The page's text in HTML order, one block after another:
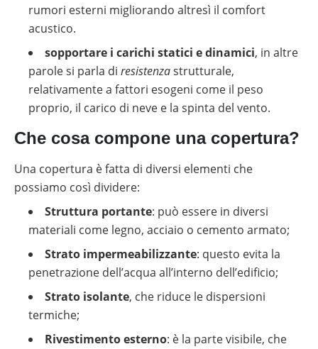
rumori esterni migliorando altresì il comfort
acustico.
sopportare i carichi statici e dinamici, in altre
parole si parla di resistenzastrutturale,
relativamente a fattori esogeni come il peso
proprio, il carico di neve e la spinta del vento.
Che cosa compone una copertura?
Una copertura è fatta di diversi elementi che
possiamo così dividere:
Struttura portante: può essere in diversi
materiali come legno, acciaio o cemento armato;
Strato impermeabilizzante: questo evita la
penetrazione dell’acqua all’interno dell’edificio;
Strato isolante, che riduce le dispersioni
termiche;
Rivestimento esterno: è la parte visibile, che